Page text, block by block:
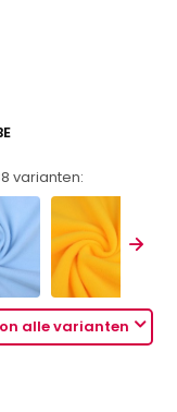
varianten:
alle varianten